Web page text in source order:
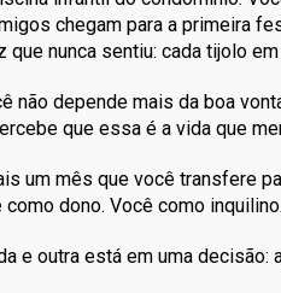
chegam para a primeira
que nunca sentiu: cada tijolo
não depende mais da boa
que essa é a vida que
um mês que você transfere
como dono. Você como inquilino.
e outra está em uma decisão: